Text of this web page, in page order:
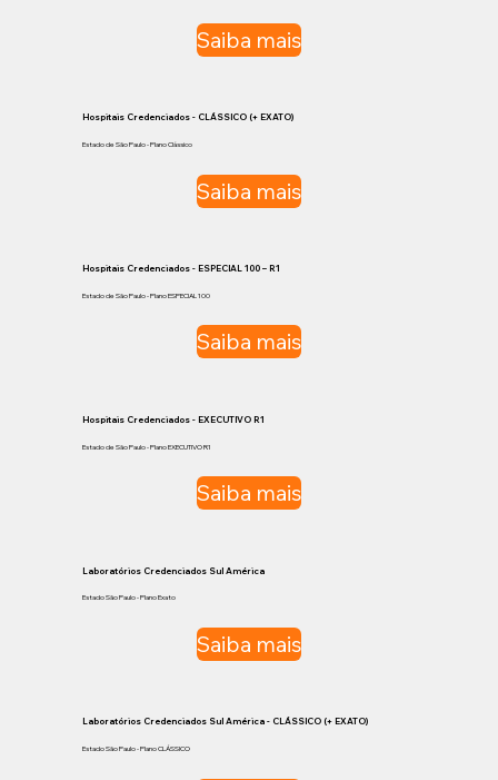
Saiba mais
Hospitais Credenciados - CLÁSSICO (+ EXATO)
Estado de São Paulo - Plano Clássico
Saiba mais
Hospitais Credenciados - ESPECIAL 100 – R1
Estado de São Paulo - Plano ESPECIAL 100
Saiba mais
Hospitais Credenciados - EXECUTIVO R1
Estado de São Paulo - Plano EXECUTIVO R1
Saiba mais
Laboratórios Credenciados Sul América
Estado São Paulo - Plano Exato
Saiba mais
Laboratórios Credenciados Sul América - CLÁSSICO (+ EXATO)
Estado São Paulo - Plano CLÁSSICO